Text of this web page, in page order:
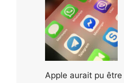
Apple aurait pu